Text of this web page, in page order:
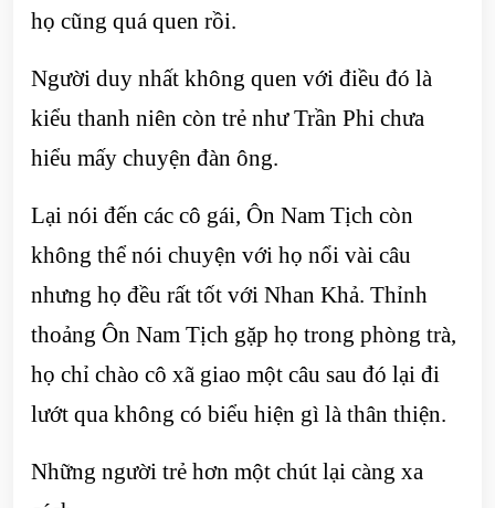
họ cũng quá quen rồi.
Người duy nhất không quen với điều đó là
kiểu thanh niên còn trẻ như Trần Phi chưa
hiểu mấy chuyện đàn ông.
Lại nói đến các cô gái, Ôn Nam Tịch còn
không thể nói chuyện với họ nổi vài câu
nhưng họ đều rất tốt với Nhan Khả. Thỉnh
thoảng Ôn Nam Tịch gặp họ trong phòng trà,
họ chỉ chào cô xã giao một câu sau đó lại đi
lướt qua không có biểu hiện gì là thân thiện.
Những người trẻ hơn một chút lại càng xa